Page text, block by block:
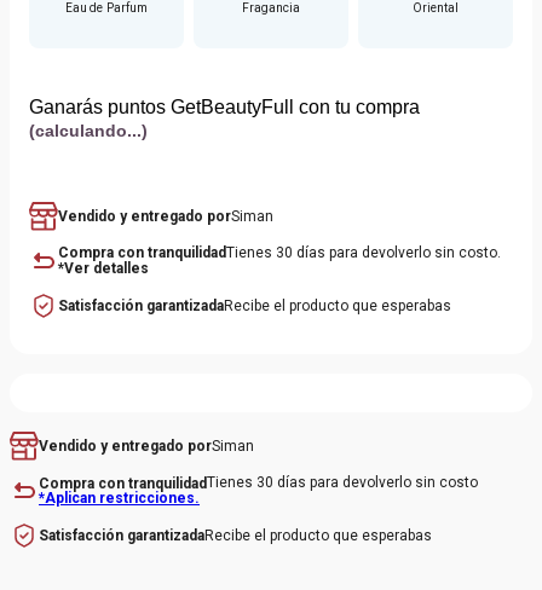
caracteriza por la inmensa cantidad de elementos que la
cierto tono romántico, creado con elementos como rosa de té,
piña, ámbar, amapola y orquídea entre otros.
Eau de Parfum
Fragancia
Oriental
Ganarás puntos GetBeautyFull con tu compra
(calculando...)
Vendido y entregado porSiman
Compra con tranquilidadTienes 30 días para devolverlo sin costo.
*Ver detalles
Satisfacción garantizadaRecibe el producto que esperabas
Vendido y entregado porSiman
Compra con tranquilidadTienes 30 días para devolverlo sin costo
*Aplican restricciones.
Satisfacción garantizadaRecibe el producto que esperabas